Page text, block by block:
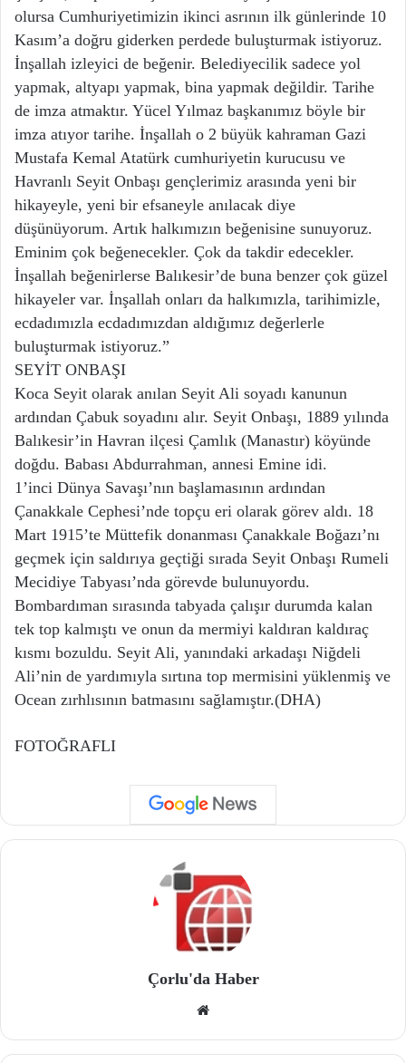
olursa Cumhuriyetimizin ikinci asrının ilk günlerinde 10
Kasım’a doğru giderken perdede buluşturmak istiyoruz.
İnşallah izleyici de beğenir. Belediyecilik sadece yol
yapmak, altyapı yapmak, bina yapmak değildir. Tarihe
de imza atmaktır. Yücel Yılmaz başkanımız böyle bir
imza atıyor tarihe. İnşallah o 2 büyük kahraman Gazi
Mustafa Kemal Atatürk cumhuriyetin kurucusu ve
Havranlı Seyit Onbaşı gençlerimiz arasında yeni bir
hikayeyle, yeni bir efsaneyle anılacak diye
düşünüyorum. Artık halkımızın beğenisine sunuyoruz.
Eminim çok beğenecekler. Çok da takdir edecekler.
İnşallah beğenirlerse Balıkesir’de buna benzer çok güzel
hikayeler var. İnşallah onları da halkımızla, tarihimizle,
ecdadımızla ecdadımızdan aldığımız değerlerle
buluşturmak istiyoruz.”
SEYİT ONBAŞI
Koca Seyit olarak anılan Seyit Ali soyadı kanunun
ardından Çabuk soyadını alır. Seyit Onbaşı, 1889 yılında
Balıkesir’in Havran ilçesi Çamlık (Manastır) köyünde
doğdu. Babası Abdurrahman, annesi Emine idi.
1’inci Dünya Savaşı’nın başlamasının ardından
Çanakkale Cephesi’nde topçu eri olarak görev aldı. 18
Mart 1915’te Müttefik donanması Çanakkale Boğazı’nı
geçmek için saldırıya geçtiği sırada Seyit Onbaşı Rumeli
Mecidiye Tabyası’nda görevde bulunuyordu.
Bombardıman sırasında tabyada çalışır durumda kalan
tek top kalmıştı ve onun da mermiyi kaldıran kaldıraç
kısmı bozuldu. Seyit Ali, yanındaki arkadaşı Niğdeli
Ali’nin de yardımıyla sırtına top mermisini yüklenmiş ve
Ocean zırhlısının batmasını sağlamıştır.(DHA)
FOTOĞRAFLI
Çorlu'da Haber
site